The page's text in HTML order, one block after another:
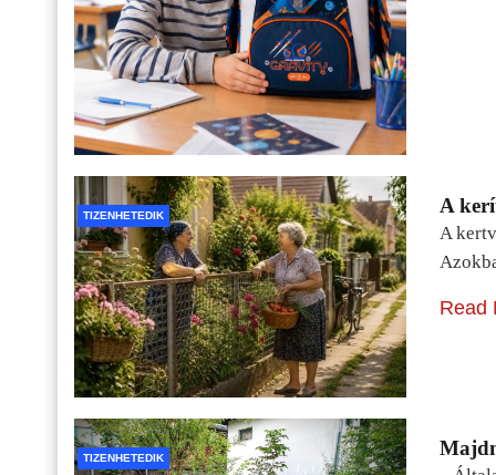
TIZENHETEDIK A
A
Read
TIZENHETEDIK